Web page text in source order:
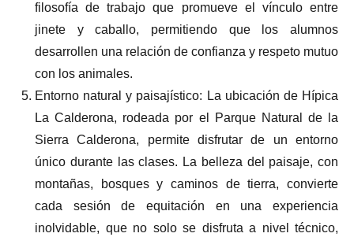
filosofía de trabajo que promueve el vínculo entre
jinete y caballo, permitiendo que los alumnos
desarrollen una relación de confianza y respeto mutuo
con los animales.
Entorno natural y paisajístico: La ubicación de Hípica
La Calderona, rodeada por el Parque Natural de la
Sierra Calderona, permite disfrutar de un entorno
único durante las clases. La belleza del paisaje, con
montañas, bosques y caminos de tierra, convierte
cada sesión de equitación en una experiencia
inolvidable, que no solo se disfruta a nivel técnico,